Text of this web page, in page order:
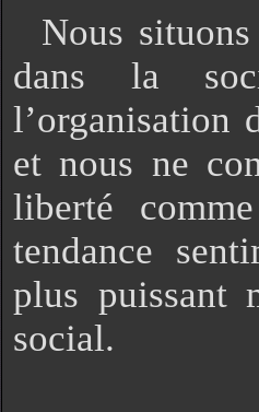
Nous
dans la
l’organisation
et nous ne
liberté
tendance
plus puissant
social.